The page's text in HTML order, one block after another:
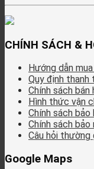
CHÍNH SÁCH &
Hướng dẫn
Quy định thanh
Chính sách bán
Hình thức vận
Chính sách bảo
Chính sách bảo
Câu hỏi thường
Google Maps